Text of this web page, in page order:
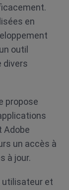
en
outil
divers
propose
Adobe
un accès à
à jour.
utilisateur et